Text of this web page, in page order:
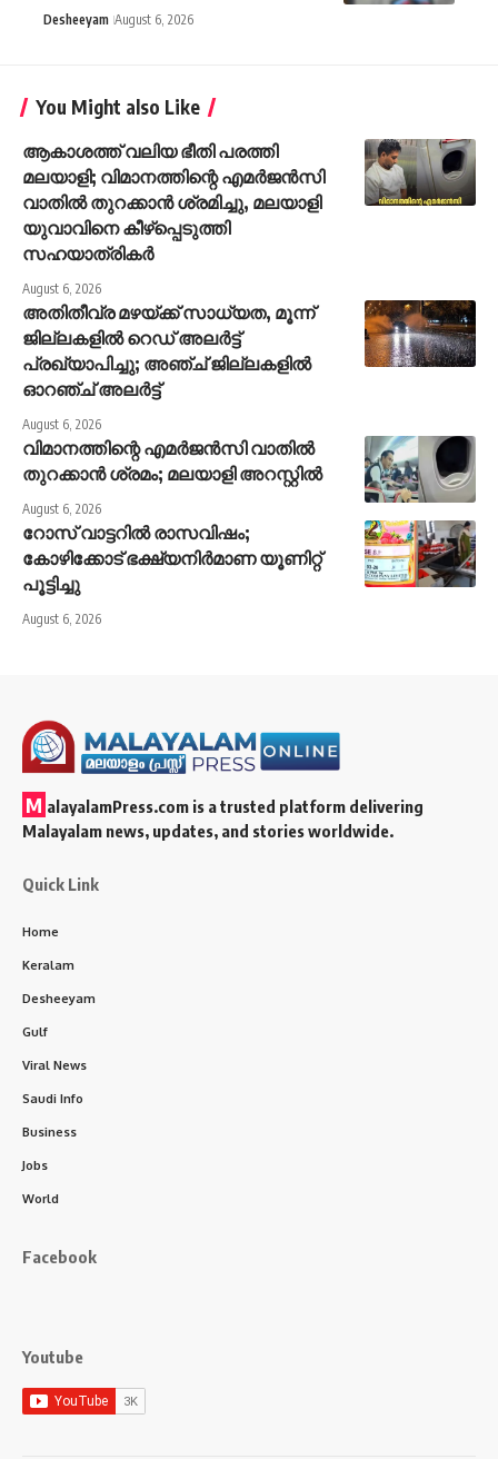
Desheeyam August 6, 2026
You Might also Like
ആകാശത്ത് വലിയ ഭീതി പരത്തി
മലയാളി; വിമാനത്തിന്റെ എമര്‍ജന്‍സി
വാതില്‍ തുറക്കാന്‍ ശ്രമിച്ചു, മലയാളി
യുവാവിനെ കീഴ്‌പ്പെടുത്തി
സഹയാത്രികര്‍
August 6, 2026
അതിതീവ്ര മഴയ്ക്ക് സാധ്യത, മൂന്ന്
ജില്ലകളിൽ റെഡ് അലർട്ട്
പ്രഖ്യാപിച്ചു; അഞ്ച് ജില്ലകളിൽ
ഓറഞ്ച് അലർട്ട്
August 6, 2026
വിമാനത്തിന്റെ എമർജൻസി വാതിൽ
തുറക്കാൻ ശ്രമം; മലയാളി അറസ്റ്റിൽ
August 6, 2026
റോസ് വാട്ടറില്‍ രാസവിഷം;
കോഴിക്കോട് ഭക്ഷ്യനിര്‍മാണ യൂണിറ്റ്
പൂട്ടിച്ചു
August 6, 2026
M alayalamPress.com is a trusted platform delivering
Malayalam news, updates, and stories worldwide.
Quick Link
Home
Keralam
Desheeyam
Gulf
Viral News
Saudi Info
Business
Jobs
World
Facebook
Youtube